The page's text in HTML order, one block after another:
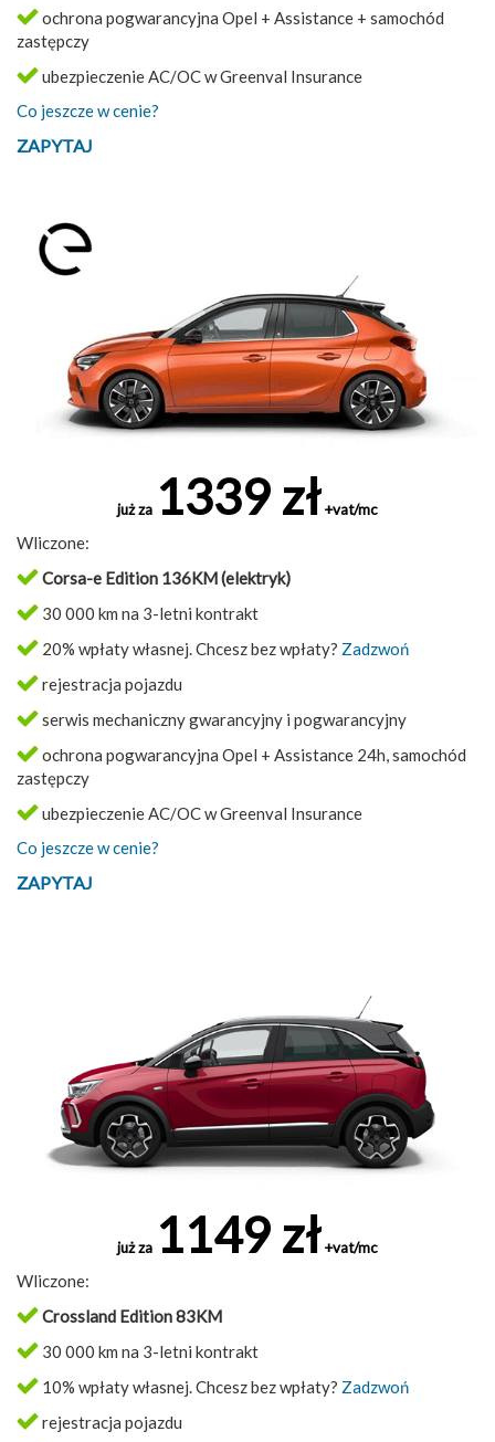
ochrona pogwarancyjna Opel + Assistance + samochód
zastępczy
ubezpieczenie AC/OC w Greenval Insurance
Co jeszcze w cenie?
ZAPYTAJ
już za 1339 zł +vat/mc
Wliczone:
Corsa-e Edition 136KM (elektryk)
30 000 km na 3-letni kontrakt
20% wpłaty własnej. Chcesz bez wpłaty? Zadzwoń
rejestracja pojazdu
serwis mechaniczny gwarancyjny i pogwarancyjny
ochrona pogwarancyjna Opel + Assistance 24h, samochód
zastępczy
ubezpieczenie AC/OC w Greenval Insurance
Co jeszcze w cenie?
ZAPYTAJ
już za 1149 zł +vat/mc
Wliczone:
Crossland Edition 83KM
30 000 km na 3-letni kontrakt
10% wpłaty własnej. Chcesz bez wpłaty? Zadzwoń
rejestracja pojazdu